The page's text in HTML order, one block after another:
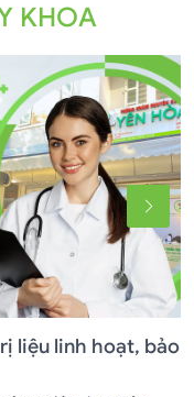
KHOA
Khi Nào Nên Đi